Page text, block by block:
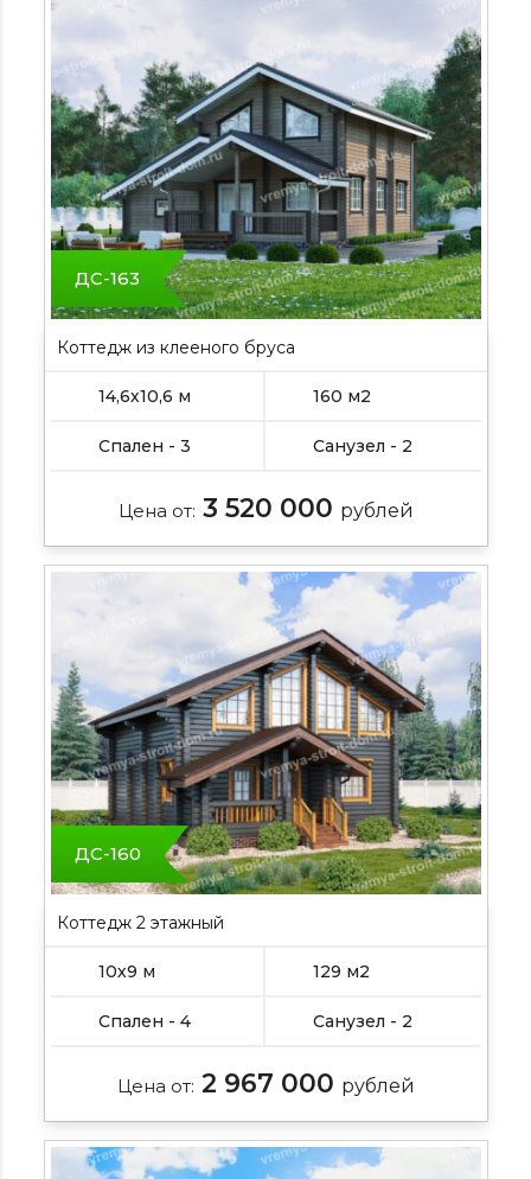
ДС-163
Коттедж из клееного бруса
14,6х10,6 м 160 м2
Спален - 3 Санузел - 2
Цена от: 3 520 000 рублей
ДС-160
Коттедж 2 этажный
10х9 м 129 м2
Спален - 4 Санузел - 2
Цена от: 2 967 000 рублей